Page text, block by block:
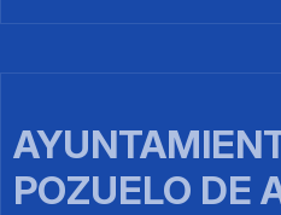
POZUELO DE